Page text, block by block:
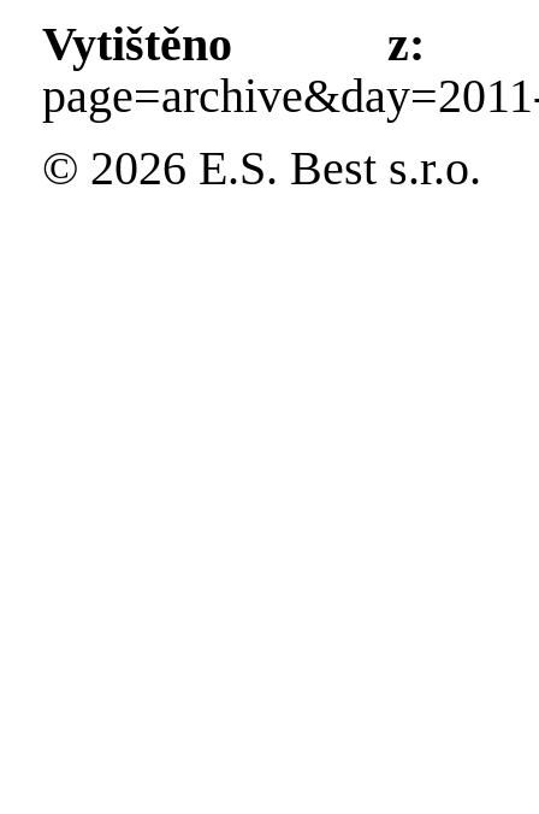
Vytištěno z:
© 2026 E.S. Best s.r.o.